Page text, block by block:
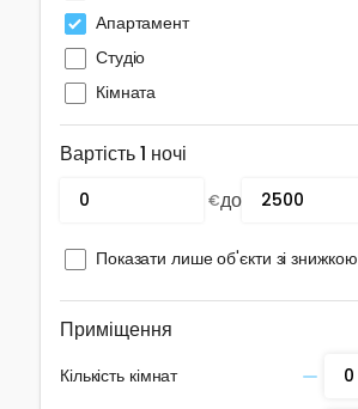
Апартамент
Студіо
Кімната
Вартість 1 ночі
€до
Показати лише об'єкти зі знижкою
Приміщення
Кількість кімнат